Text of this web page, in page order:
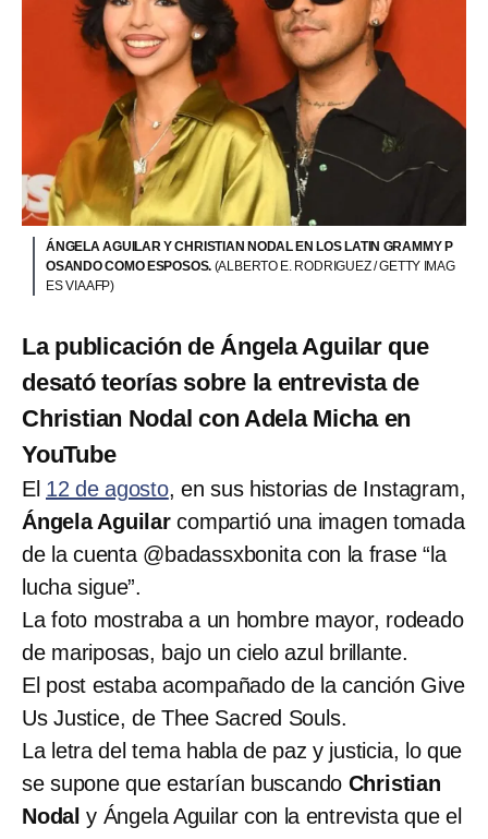
ÁNGELA AGUILAR Y CHRISTIAN NODAL EN LOS LATIN GRAMMY P
OSANDO COMO ESPOSOS. (ALBERTO E. RODRIGUEZ / GETTY IMAG
ES VIA AFP)
La publicación de Ángela Aguilar que
desató teorías sobre la entrevista de
Christian Nodal con Adela Micha en
YouTube
El 12 de agosto, en sus historias de Instagram,
Ángela Aguilarcompartió una imagen tomada
de la cuenta @badassxbonita con la frase “la
lucha sigue”.
La foto mostraba a un hombre mayor, rodeado
de mariposas, bajo un cielo azul brillante.
El post estaba acompañado de la canción Give
Us Justice, de Thee Sacred Souls.
La letra del tema habla de paz y justicia, lo que
se supone que estarían buscando Christian
Nodal y Ángela Aguilar con la entrevista que el